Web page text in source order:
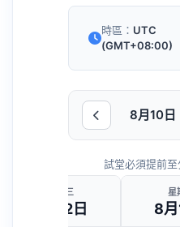
時區： UTC
(GMT+08:00)
8月10日
試堂必須提前
星期三
8月12日
星
8